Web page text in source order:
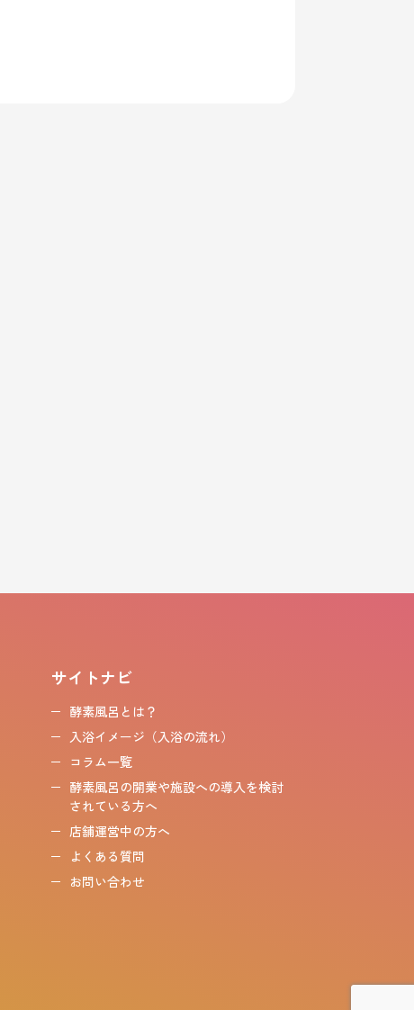
サイトナビ
酵素風呂とは？
入浴イメージ（入浴の流れ）
コラム一覧
酵素風呂の開業や施設への導入を検討
されている方へ
店舗運営中の方へ
よくある質問
お問い合わせ